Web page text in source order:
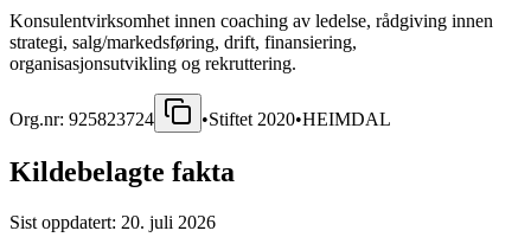
Konsulentvirksomhet innen coaching av ledelse, rådgiving innen
strategi, salg/markedsføring, drift, finansiering,
organisasjonsutvikling og rekruttering.
Org.nr: 925823724 •Stiftet 2020•HEIMDAL
Kildebelagte fakta
Sist oppdatert: 20. juli 2026